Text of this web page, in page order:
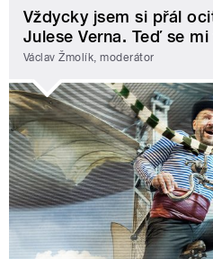
Vždycky jsem si přál
Julese Verna. Teď se
Václav Žmolík, moderátor